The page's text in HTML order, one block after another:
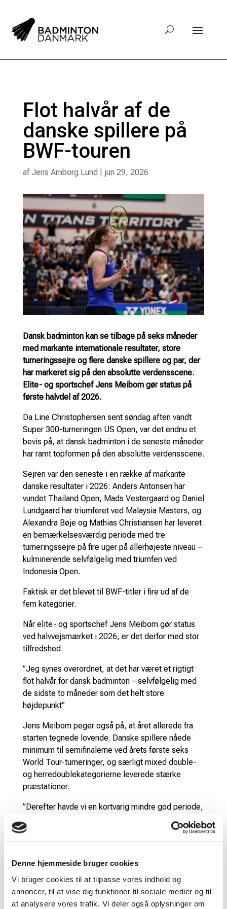
Denne hjemmeside bruger cookies
Vi bruger cookies til at tilpasse vores indhold og
annoncer, til at vise dig funktioner til sociale medier og til
at analysere vores trafik. Vi deler også oplysninger om
Flot halvår af de
danske spillere på
BWF-touren
afJens Arnborg Lund jun 29, 2026
Dansk badminton kan se tilbage på seks måneder
med markante internationale resultater, store
turneringssejre og flere danske spillere og par, der
har markeret sig på den absolutte verdensscene.
Elite- og sportschef Jens Meibom gør status på
første halvdel af 2026.
Da Line Christophersen sent søndag aften vandt
Super 300-turneringen US Open, var det endnu et
bevis på, at dansk badminton i de seneste måneder
har ramt topformen på den absolutte verdensscene.
Sejren var den seneste i en række af markante
danske resultater i 2026: Anders Antonsen har
vundet Thailand Open, Mads Vestergaard og Daniel
Lundgaard har triumferet ved Malaysia Masters, og
Alexandra Bøje og Mathias Christiansen har leveret
en bemærkelsesværdig periode med tre
turneringssejre på fire uger på allerhøjeste niveau –
kulminerende selvfølgelig med triumfen ved
Indonesia Open.
Faktisk er det blevet til BWF-titler i fire ud af de
fem kategorier.
Når elite- og sportschef Jens Meibom gør status
ved halvvejsmærket i 2026, er det derfor med stor
tilfredshed.
”Jeg synes overordnet, at det har været et rigtigt
flot halvår for dansk badminton – selvfølgelig med
de sidste to måneder som det helt store
højdepunkt”
Jens Meibom peger også på, at året allerede fra
starten tegnede lovende. Danske spillere nåede
minimum til semifinalerne ved årets første seks
World Tour-turneringer, og særligt mixed double-
og herredoublekategorierne leverede stærke
præstationer.
”Derefter havde vi en kortvarig mindre god periode,
hvor især EM for hold ikke var tilfredsstillende, men
efterfølgende har dansk badminton igen vist meget
flotte takter,” siger Jens Meibom.
Siden EM for hold har resultaterne talt deres
tydelige sprog. Danmark hentede en
bronzemedalje i Thomas Cup og nåede kvartfinalen
ved Uber Cup, inden de individuelle turneringssejre